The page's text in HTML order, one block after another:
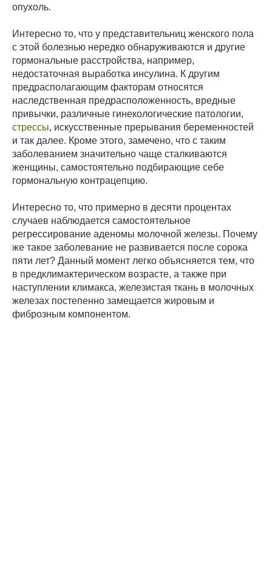
опухоль.
Интересно то, что у представительниц женского пола
с этой болезнью нередко обнаруживаются и другие
гормональные расстройства, например,
недостаточная выработка инсулина. К другим
предрасполагающим факторам относятся
наследственная предрасположенность, вредные
привычки, различные гинекологические патологии,
стрессы, искусственные прерывания беременностей
и так далее. Кроме этого, замечено, что с таким
заболеванием значительно чаще сталкиваются
женщины, самостоятельно подбирающие себе
гормональную контрацепцию.
Интересно то, что примерно в десяти процентах
случаев наблюдается самостоятельное
регрессирование аденомы молочной железы. Почему
же такое заболевание не развивается после сорока
пяти лет? Данный момент легко объясняется тем, что
в предклимактерическом возрасте, а также при
наступлении климакса, железистая ткань в молочных
железах постепенно замещается жировым и
фиброзным компонентом.